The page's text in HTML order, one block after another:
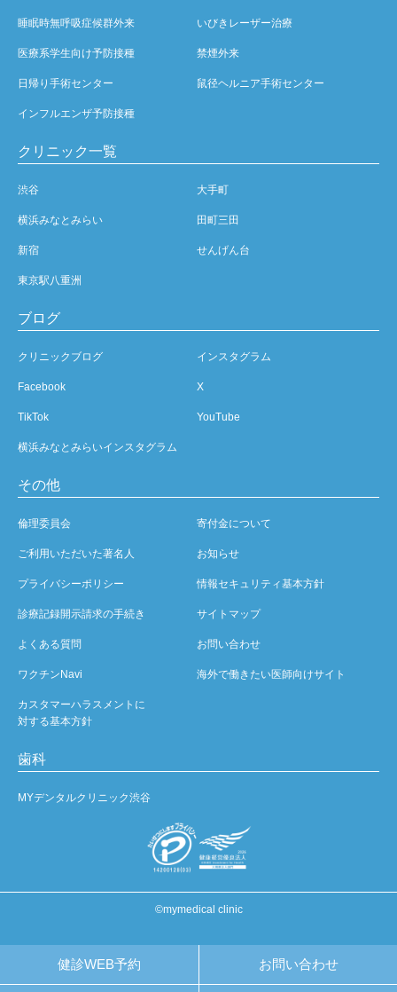
健診WEB予約 お問い合わせ
睡眠時無呼吸症候群外来 いびきレーザー治療
医療系学生向け予防接種 禁煙外来
日帰り手術センター 鼠径ヘルニア手術センター
インフルエンザ予防接種
クリニック一覧
渋谷 大手町
横浜みなとみらい 田町三田
新宿 せんげん台
東京駅八重洲
ブログ
クリニックブログ インスタグラム
Facebook X
TikTok YouTube
横浜みなとみらいインスタグラム
その他
倫理委員会 寄付金について
ご利用いただいた著名人 お知らせ
プライバシーポリシー 情報セキュリティ基本方針
診療記録開示請求の手続き サイトマップ
よくある質問 お問い合わせ
ワクチンNavi 海外で働きたい医師向けサイト
カスタマーハラスメントに
対する基本方針
歯科
MYデンタルクリニック渋谷
©mymedical clinic